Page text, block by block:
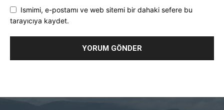
Ismimi, e-postamı ve web sitemi bir dahaki sefere bu
tarayıcıya kaydet.